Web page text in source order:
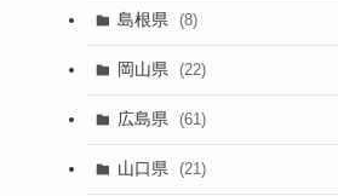
島根県 (8)
岡山県 (22)
広島県 (61)
山口県 (21)